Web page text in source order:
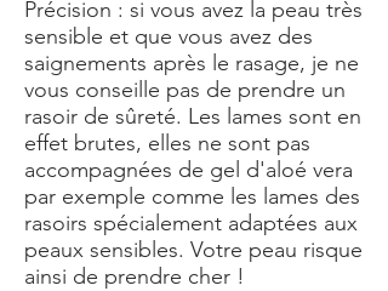
Précision : si vous avez la peau très
sensible et que vous avez des
saignements après le rasage, je ne
vous conseille pas de prendre un
rasoir de sûreté. Les lames sont en
effet brutes, elles ne sont pas
accompagnées de gel d'aloé vera
par exemple comme les lames des
rasoirs spécialement adaptées aux
peaux sensibles. Votre peau risque
ainsi de prendre cher !